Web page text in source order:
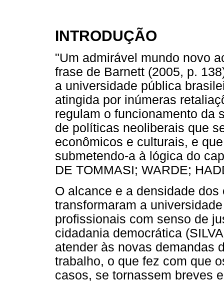
INTRODUÇÃO
"Um admirável mundo novo
frase de Barnett (2005, p.
a universidade pública
atingida por inúmeras
regulam o funcionamento da
de políticas neoliberais que
econômicos e culturais, e
submetendo-a à lógica do
DE TOMMASI; WARDE;
O alcance e a densidade
transformaram a
profissionais com senso de
cidadania democrática
atender às novas demandas
trabalho, o que fez com que
casos, se tornassem breves